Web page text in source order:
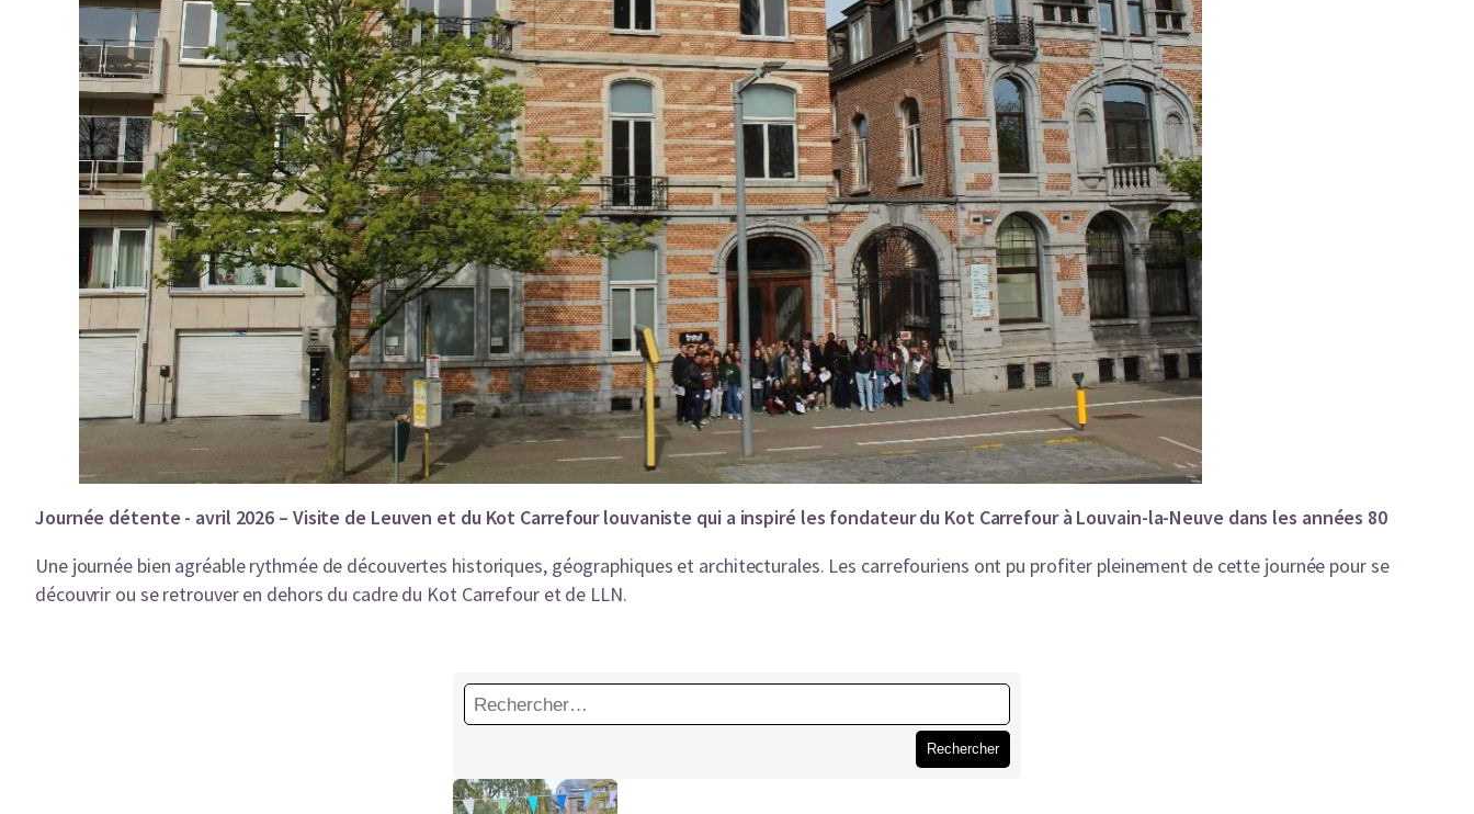
Journée détente - avril 2026 – Visite de Leuven et du Kot Carrefour louvaniste qui a inspiré les fondateur du Kot Carrefour à Louvain-la-Neuve dans les années 80
Une journée bien agréable rythmée de découvertes historiques, géographiques et architecturales. Les carrefouriens ont pu profiter pleinement de cette journée pour se
découvrir ou se retrouver en dehors du cadre du Kot Carrefour et de LLN.
Rechercher :